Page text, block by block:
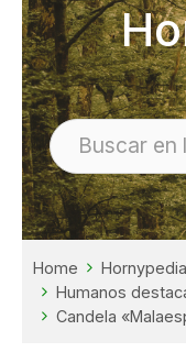
Home Hornypedia
Humanos
Candela